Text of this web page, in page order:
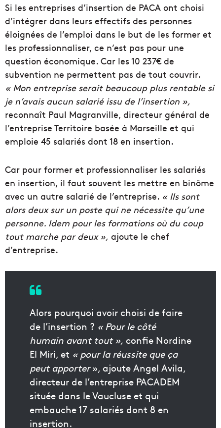
Si les entreprises d’insertion de PACA ont choisi
d’intégrer dans leurs effectifs des personnes
éloignées de l’emploi dans le but de les former et
les professionnaliser, ce n’est pas pour une
question économique. Car les 10 237€ de
subvention ne permettent pas de tout couvrir.
« Mon entreprise serait beaucoup plus rentable si
je n’avais aucun salarié issu de l’insertion »,
reconnaît Paul Magranville, directeur général de
l’entreprise Territoire basée à Marseille et qui
emploie 45 salariés dont 18 en insertion.
Car pour former et professionnaliser les salariés
en insertion, il faut souvent les mettre en binôme
avec un autre salarié de l’entreprise. « Ils sont
alors deux sur un poste qui ne nécessite qu’une
personne. Idem pour les formations où du coup
tout marche par deux », ajoute le chef
d’entreprise.
Alors pourquoi avoir choisi de faire
de l’insertion ? « Pour le côté
humain avant tout », confie Nordine
El Miri, et « pour la réussite que ça
peut apporter», ajoute Angel Avila,
directeur de l’entreprise PACADEM
située dans le Vaucluse et qui
embauche 17 salariés dont 8 en
insertion.